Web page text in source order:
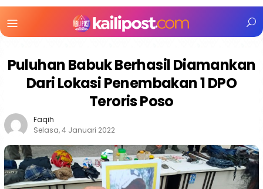
Mobile
Puluhan Babuk Berhasil Diamankan
Dari Lokasi Penembakan 1 DPO
Teroris Poso
Faqih
Selasa, 4 Januari 2022